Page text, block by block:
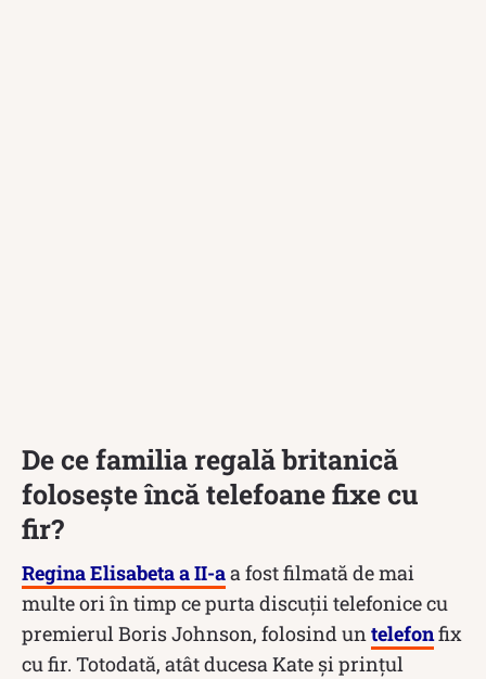
De ce familia regală britanică
folosește încă telefoane fixe cu
fir?
Regina Elisabeta a II-aa fost filmată de mai
multe ori în timp ce purta discuții telefonice cu
premierul Boris Johnson, folosind un telefonfix
cu fir. Totodată, atât ducesa Kate și prințul